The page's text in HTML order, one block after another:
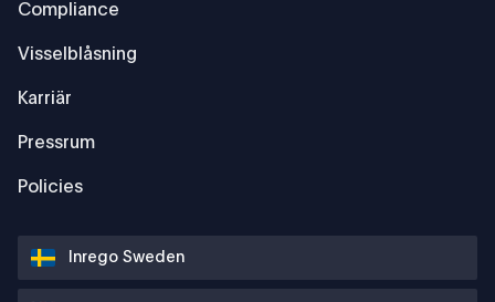
Compliance
Visselblåsning
Karriär
Pressrum
Policies
Inrego Sweden